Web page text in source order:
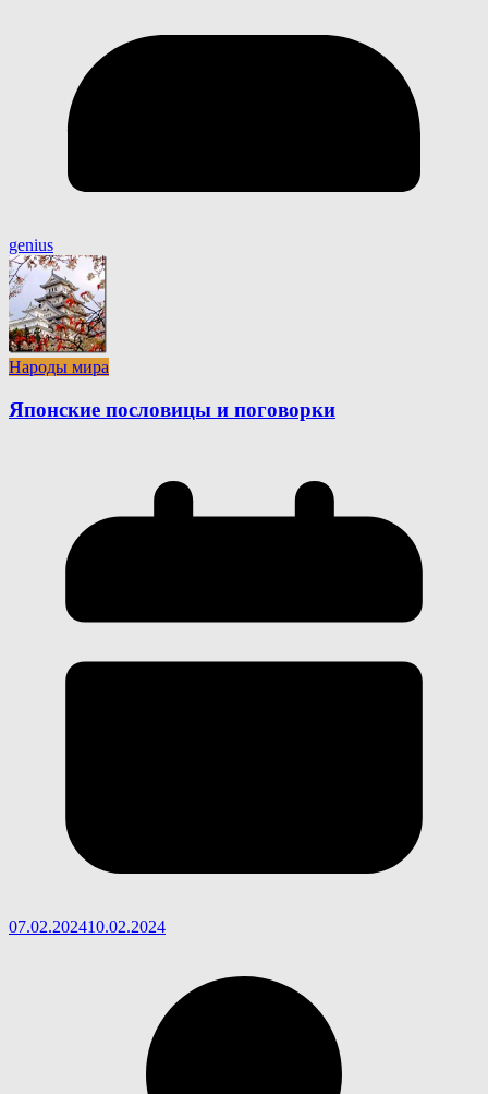
genius
Народы мира
Японские пословицы и поговорки
07.02.202410.02.2024